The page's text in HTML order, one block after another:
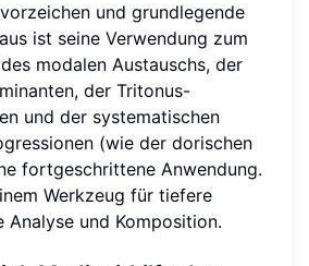
und grundlegende
ist seine Verwendung zum
modalen Austauschs, der
der Tritonus-
und der systematischen
(wie der dorischen
fortgeschrittene Anwendung.
Werkzeug für tiefere
Analyse und Komposition.